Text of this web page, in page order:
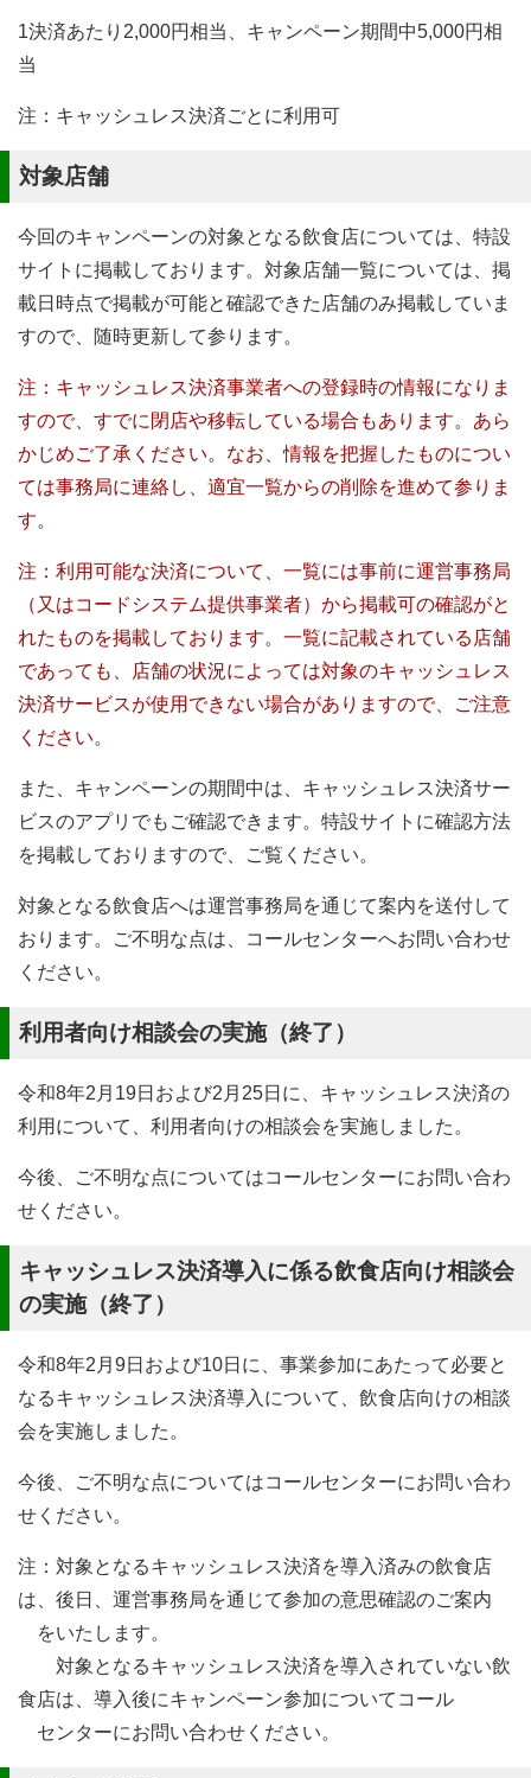
1決済あたり2,000円相当、キャンペーン期間中5,000円相
当
注：キャッシュレス決済ごとに利用可
対象店舗
今回のキャンペーンの対象となる飲食店については、特設
サイトに掲載しております。対象店舗一覧については、掲
載日時点で掲載が可能と確認できた店舗のみ掲載していま
すので、随時更新して参ります。
注：キャッシュレス決済事業者への登録時の情報になりま
すので、すでに閉店や移転している場合もあります。あら
かじめご了承ください。なお、情報を把握したものについ
ては事務局に連絡し、適宜一覧からの削除を進めて参りま
す。
注：利用可能な決済について、一覧には事前に運営事務局
（又はコードシステム提供事業者）から掲載可の確認がと
れたものを掲載しております。一覧に記載されている店舗
であっても、店舗の状況によっては対象のキャッシュレス
決済サービスが使用できない場合がありますので、ご注意
ください。
また、キャンペーンの期間中は、キャッシュレス決済サー
ビスのアプリでもご確認できます。特設サイトに確認方法
を掲載しておりますので、ご覧ください。
対象となる飲食店へは運営事務局を通じて案内を送付して
おります。ご不明な点は、コールセンターへお問い合わせ
ください。
利用者向け相談会の実施（終了）
令和8年2月19日および2月25日に、キャッシュレス決済の
利用について、利用者向けの相談会を実施しました。
今後、ご不明な点についてはコールセンターにお問い合わ
せください。
キャッシュレス決済導入に係る飲食店向け相談会
の実施（終了）
令和8年2月9日および10日に、事業参加にあたって必要と
なるキャッシュレス決済導入について、飲食店向けの相談
会を実施しました。
今後、ご不明な点についてはコールセンターにお問い合わ
せください。
注：対象となるキャッシュレス決済を導入済みの飲食店
は、後日、運営事務局を通じて参加の意思確認のご案内
をいたします。
対象となるキャッシュレス決済を導入されていない飲
食店は、導入後にキャンペーン参加についてコール
センターにお問い合わせください。